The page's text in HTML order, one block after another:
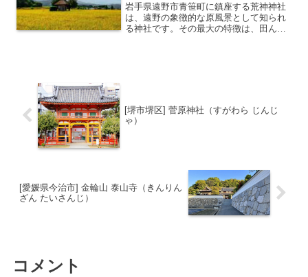
岩手県遠野市青笹町に鎮座する荒神神社
は、遠野の象徴的な原風景として知られ
る神社です。その最大の特徴は、田んぼ
[堺市堺区] 菅原神社（すがわら じんじ
ゃ）
[愛媛県今治市] 金輪山 泰山寺（きんりん
ざん たいさんじ）
コメント